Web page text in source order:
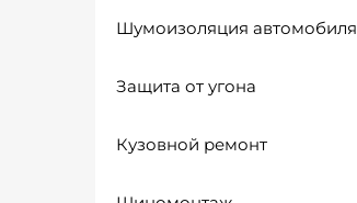
Шумоизоляция автомобиля
Защита от угона
Кузовной ремонт